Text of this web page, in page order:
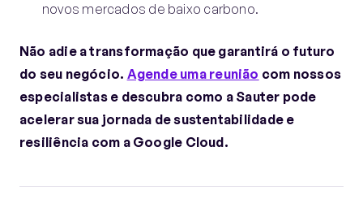
novos mercados de baixo carbono.
Não adie a transformação que garantirá o futuro
do seu negócio. Agende uma reunião com nossos
especialistas e descubra como a Sauter pode
acelerar sua jornada de sustentabilidade e
resiliência com a Google Cloud.